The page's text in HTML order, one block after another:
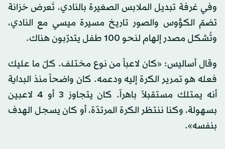
وفي غرفة تبديل الملابس الصغيرة بالنادي، تَعرض خزانة
تضمّ الكؤوس والصور تاريخ مسيرة ميسي مع النادي،
وتُشكل مصدر إلهام لنحو 100 طفل يتدرّبون هناك.
وقال أساليس: «كان لاعباً من نوع مختلف. كلّ ما عليك
فعله هو تمرير الكرة إليه ودعمه. كان واضحاً منذ البداية
أنه يمتلك مستقبلاً باهراً. كان يتجاوز 3 أو 4 لاعبين
بسهولة، وكنا ننتظر الكرة المرتدّة، أو كان يسجل الهدف
بنفسه».